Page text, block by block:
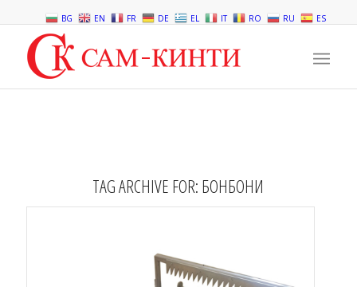
TAG ARCHIVE FOR: БОНБОНИ
BG EN FR DE EL IT RO RU ES